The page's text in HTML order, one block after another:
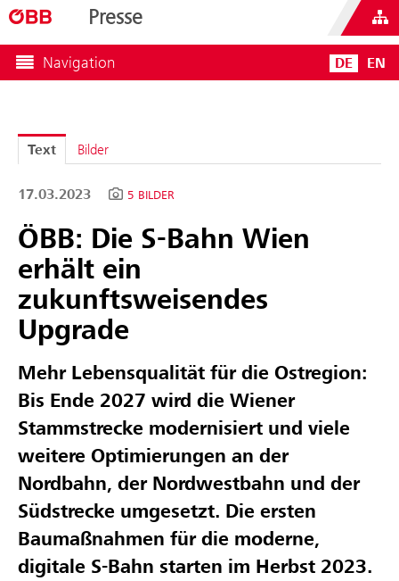
Presse
Navigation DE EN
Text Bilder
17.03.2023 5 BILDER
ÖBB: Die S-Bahn Wien
erhält ein
zukunftsweisendes
Upgrade
Mehr Lebensqualität für die Ostregion:
Bis Ende 2027 wird die Wiener
Stammstrecke modernisiert und viele
weitere Optimierungen an der
Nordbahn, der Nordwestbahn und der
Südstrecke umgesetzt. Die ersten
Baumaßnahmen für die moderne,
digitale S-Bahn starten im Herbst 2023.